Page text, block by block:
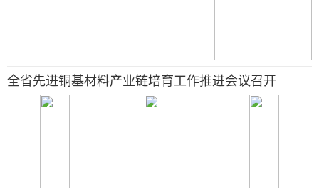
全省先进铜基材料产业链培育工作推进会议召开